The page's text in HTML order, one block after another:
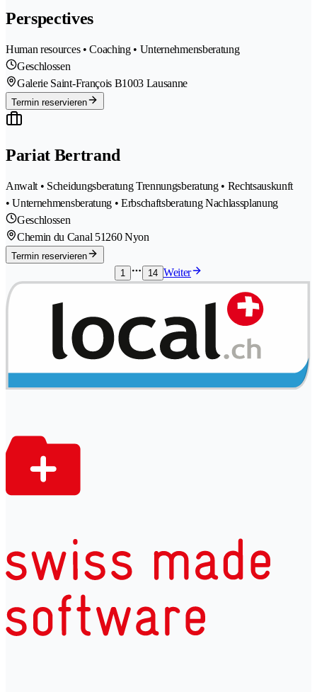
Perspectives
Human resources • Coaching • Unternehmensberatung
Geschlossen
Galerie Saint-François B1003 Lausanne
Termin reservieren
Pariat Bertrand
Anwalt • Scheidungsberatung Trennungsberatung • Rechtsauskunft
• Unternehmensberatung • Erbschaftsberatung Nachlassplanung
Geschlossen
Chemin du Canal 51260 Nyon
Termin reservieren
1
14 Weiter